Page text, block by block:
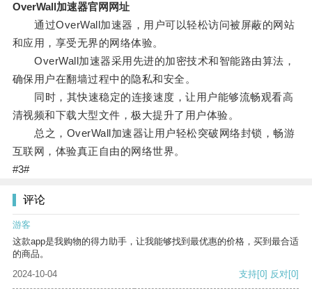
OverWall加速器官网网址
通过OverWall加速器，用户可以轻松访问被屏蔽的网站
和应用，享受无界的网络体验。
OverWall加速器采用先进的加密技术和智能路由算法，
确保用户在翻墙过程中的隐私和安全。
同时，其快速稳定的连接速度，让用户能够流畅观看高
清视频和下载大型文件，极大提升了用户体验。
总之，OverWall加速器让用户轻松突破网络封锁，畅游
互联网，体验真正自由的网络世界。
#3#
评论
游客
这款app是我购物的得力助手，让我能够找到最优惠的价格，买到最合适
的商品。
2024-10-04
支持[0] 反对[0]